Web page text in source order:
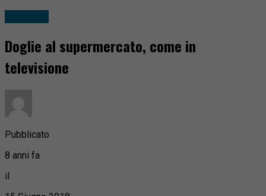
Doglie al supermercato, come in
televisione
Pubblicato
8 anni fa
il